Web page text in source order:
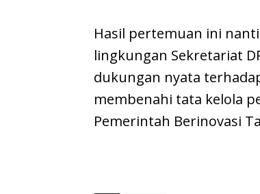
Hasil pertemuan ini
lingkungan Sekretariat
dukungan nyata
membenahi tata kelola
Pemerintah Berinovasi